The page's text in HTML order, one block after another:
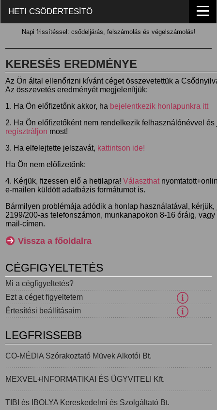
HETI CSŐDÉRTESÍTŐ
Napi frissítéssel: csődeljárás, felszámolás és végelszámolás!
KERESÉS EREDMÉNYE
Az Ön által ellenőrizni kívánt céget összevetettük a
Az összevetés eredményét megjelenítjük:
1. Ha Ön előfizetőnk akkor, ha bejelentkezik honlapunkra itt
2. Ha Ön előfizetőként nem rendelkezik felhasználónévvel
regisztráljon most!
3. Ha elfelejtette jelszavát, kattintson ide!
Ha Ön nem előfizetőnk:
4. Kérjük, fizessen elő a hetilapra!Választhat
e-mailen küldött adatbázis formátumot is.
Bármilyen problémája adódik a honlap használatával,
2199/200-as telefonszámon, munkanapokon 8-16 óráig,
mail-címen.
Vissza a főoldalra
CÉGFIGYELTETÉS
Mi a cégfigyeltetés?
Ezt a céget figyeltetem
Értesítési beállításaim
LEGFRISSEBB
CO-MÉDIA Szórakoztató Müvek Alkotói Bt.
MEXVEL+INFORMATIKAI ÉS ÜGYVITELI Kft.
TIBI és IBOLYA Kereskedelmi és Szolgáltató Bt.